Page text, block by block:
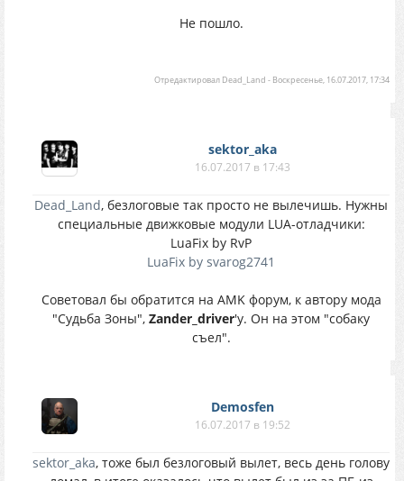
Не пошло.
Отредактировал Dead_Land - Воскресенье, 16.07.2017, 17:34
sektor_aka
16.07.2017 в 17:43
Dead_Land, безлоговые так просто не вылечишь. Нужны
специальные движковые модули LUA-отладчики:
LuaFix by RvP
LuaFix by svarog2741
Советовал бы обратится на AMK форум, к автору мода
"Судьба Зоны", Zander_driver'у. Он на этом "собаку
съел".
Demosfen
16.07.2017 в 19:52
sektor_aka, тоже был безлоговый вылет, весь день голову